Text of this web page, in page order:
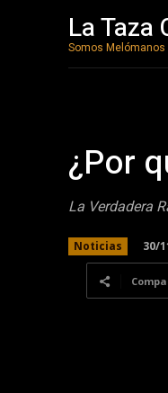
La Taza
Somos Melómanos
¿Por
La Verdadera
Noticias 30/